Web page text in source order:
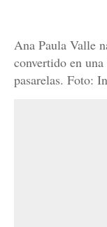
Ana Paula Valle
convertido en
pasarelas. Foto: